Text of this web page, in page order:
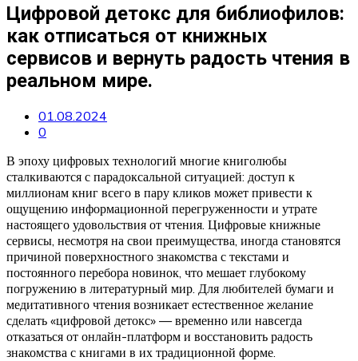
Цифровой детокс для библиофилов:
как отписаться от книжных
сервисов и вернуть радость чтения в
реальном мире.
01.08.2024
0
В эпоху цифровых технологий многие книголюбы
сталкиваются с парадоксальной ситуацией: доступ к
миллионам книг всего в пару кликов может привести к
ощущению информационной перегруженности и утрате
настоящего удовольствия от чтения. Цифровые книжные
сервисы, несмотря на свои преимущества, иногда становятся
причиной поверхностного знакомства с текстами и
постоянного перебора новинок, что мешает глубокому
погружению в литературный мир. Для любителей бумаги и
медитативного чтения возникает естественное желание
сделать «цифровой детокс» — временно или навсегда
отказаться от онлайн-платформ и восстановить радость
знакомства с книгами в их традиционной форме.